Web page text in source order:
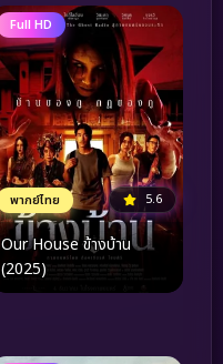
Full HD
พากย์ไทย 5.6
Our House ข้างบ้าน
(2025)